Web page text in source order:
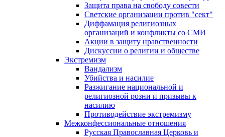
Защита права на свободу совести
Светские организации против "сект"
Диффамация религиозных
организаций и конфликты со СМИ
Акции в защиту нравственности
Дискуссии о религии и обществе
Экстремизм
Вандализм
Убийства и насилие
Разжигание национальной и
религиозной розни и призывы к
насилию
Противодействие экстремизму
Межконфессиональные отношения
Русская Православная Церковь и